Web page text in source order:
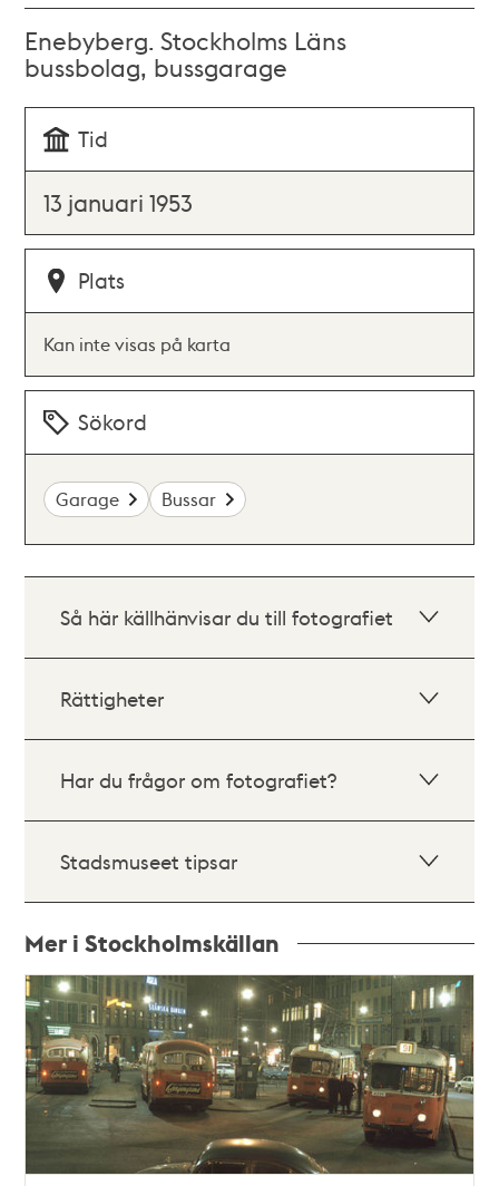
Enebyberg. Stockholms Läns
bussbolag, bussgarage
Tid
13 januari 1953
Plats
Kan inte visas på karta
Sökord
Garage Bussar
Så här källhänvisar du till fotografiet
Rättigheter
Har du frågor om fotografiet?
Stadsmuseet tipsar
Mer i Stockholmskällan
Relaterade
poster
och
teman